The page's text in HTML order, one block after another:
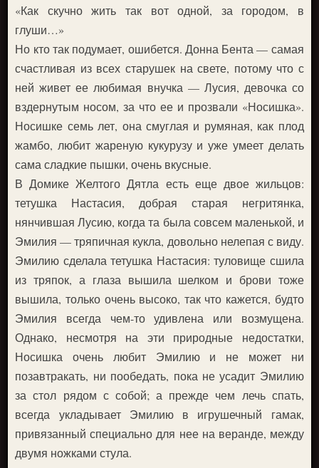
«Как скучно жить так вот одной, за городом, в
глуши…»
Но кто так подумает, ошибется. Донна Бента — самая
счастливая из всех старушек на свете, потому что с
ней живет ее любимая внучка — Лусия, девочка со
вздернутым носом, за что ее и прозвали «Носишка».
Носишке семь лет, она смуглая и румяная, как плод
жамбо, любит жареную кукурузу и уже умеет делать
сама сладкие пышки, очень вкусные.
В Домике Желтого Дятла есть еще двое жильцов:
тетушка Настасия, добрая старая негритянка,
нянчившая Лусию, когда та была совсем маленькой, и
Эмилия — тряпичная кукла, довольно нелепая с виду.
Эмилию сделала тетушка Настасия: туловище сшила
из тряпок, а глаза вышила шелком и брови тоже
вышила, только очень высоко, так что кажется, будто
Эмилия всегда чем-то удивлена или возмущена.
Однако, несмотря на эти природные недостатки,
Носишка очень любит Эмилию и не может ни
позавтракать, ни пообедать, пока не усадит Эмилию
за стол рядом с собой; а прежде чем лечь спать,
всегда укладывает Эмилию в игрушечный гамак,
привязанный специально для нее на веранде, между
двумя ножками стула.